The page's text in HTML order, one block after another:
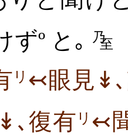
ずº と｡ 乃至
リ ↢眼見↡
↡､復有 リ ↢